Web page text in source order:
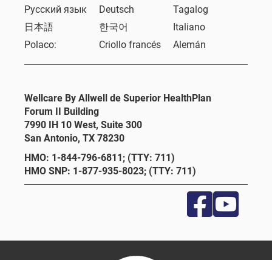
Русский язык
Deutsch
Tagalog
日本語
한국어
Italiano
Polaco:
Criollo francés Alemán
Wellcare By Allwell de Superior HealthPlan
Forum II Building
7990 IH 10 West, Suite 300
San Antonio, TX 78230
HMO: 1-844-796-6811; (TTY: 711)
HMO SNP: 1-877-935-8023; (TTY: 711)